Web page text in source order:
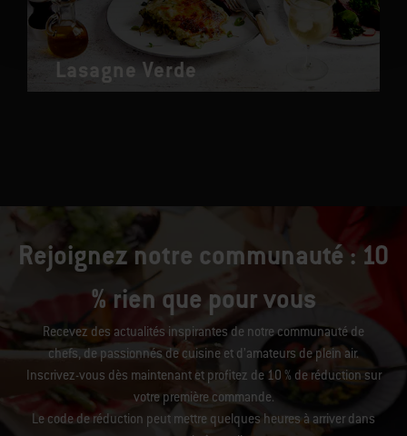
Lasagne Verde
Rejoignez notre communauté : 10
% rien que pour vous
Recevez des actualités inspirantes de notre communauté de
chefs, de passionnés de cuisine et d’amateurs de plein air.
Inscrivez-vous dès maintenant et profitez de 10 % de réduction sur
votre première commande.
Le code de réduction peut mettre quelques heures à arriver dans